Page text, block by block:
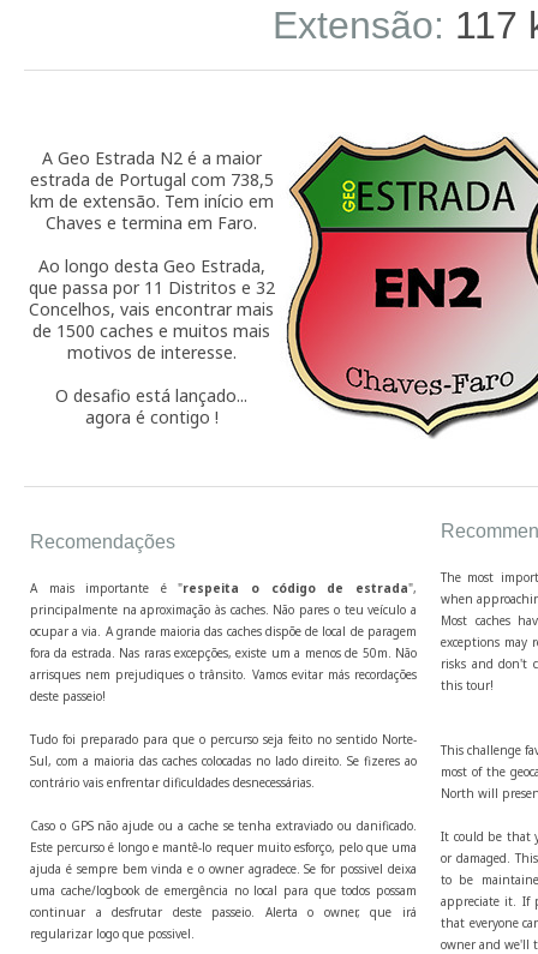
Extensão: 117
A Geo Estrada N2 é a maior
estrada de Portugal com 738,5
km de extensão. Tem início em
Chaves e termina em Faro.
Ao longo desta Geo Estrada,
que passa por 11 Distritos e 32
Concelhos, vais encontrar mais
de 1500 caches e muitos mais
motivos de interesse.
O desafio está lançado...
agora é contigo !
Recomendações
A mais importante é "respeita o código de estrada",
principalmente na aproximação às caches. Não pares o teu veículo a
ocupar a via. A grande maioria das caches dispõe de local de paragem
fora da estrada. Nas raras excepções, existe um a menos de 50m. Não
arrisques nem prejudiques o trânsito. Vamos evitar más recordações
deste passeio!
Tudo foi preparado para que o percurso seja feito no sentido Norte-
Sul, com a maioria das caches colocadas no lado direito. Se fizeres ao
contrário vais enfrentar dificuldades desnecessárias.
Caso o GPS não ajude ou a cache se tenha extraviado ou danificado.
Este percurso é longo e mantê-lo requer muito esforço, pelo que uma
ajuda é sempre bem vinda e o owner agradece. Se for possivel deixa
uma cache/logbook de emergência no local para que todos possam
continuar a desfrutar deste passeio. Alerta o owner, que irá
regularizar logo que possivel.
The most
when
Most caches
exceptions
risks and don't
this tour!
This challenge
most of the
North will
It could be that
or damaged.
to be
appreciate it. If
that everyone
owner and we'll